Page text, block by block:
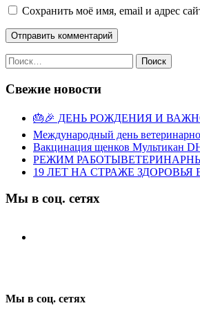
Сохранить моё имя, email и адрес
Найти:
Свежие новости
🎂🎉 ДЕНЬ РОЖДЕНИЯ И
Международный день
Вакцинация щенков Мультикан
РЕЖИМ
19 ЛЕТ НА СТРАЖЕ
Мы в соц. сетях
Мы в соц. сетях